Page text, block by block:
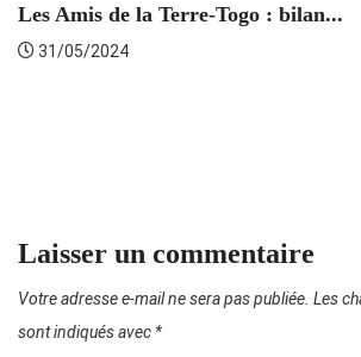
Les Amis de la Terre-Togo : bilan...
31/05/2024
Laisser un commentaire
Votre adresse e-mail ne sera pas publiée. Les
sont indiqués avec *